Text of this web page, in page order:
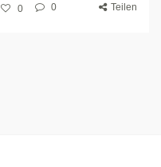
0 0 Teilen